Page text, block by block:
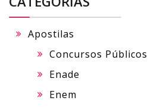
Apostilas
Concursos Públicos
Enade
Enem